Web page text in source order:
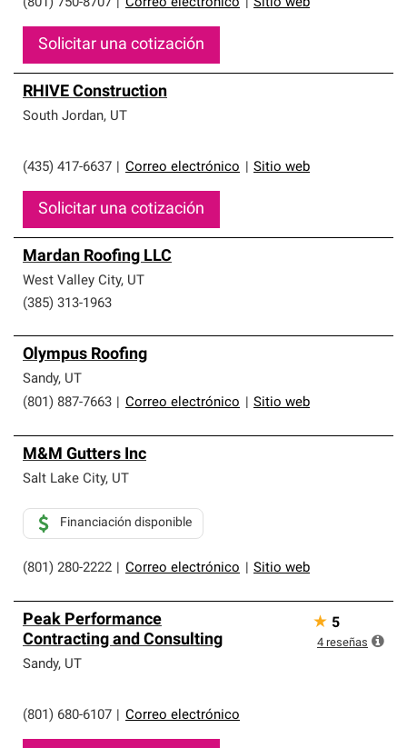
(801) 750-8707 Correo electrónico Sitio web
Solicitar una cotización
RHIVE Construction
South Jordan, UT
(435) 417-6637 Correo electrónico Sitio web
Solicitar una cotización
Mardan Roofing LLC
West Valley City, UT
(385) 313-1963
Olympus Roofing
Sandy, UT
(801) 887-7663
Correo electrónico Sitio web
M&M Gutters Inc
Salt Lake City, UT
(801) 280-2222 Correo electrónico Sitio web
Financiación disponible
Peak Performance
Contracting and Consulting
Sandy, UT
(801) 680-6107 Correo electrónico
★ 5
4 reseñas